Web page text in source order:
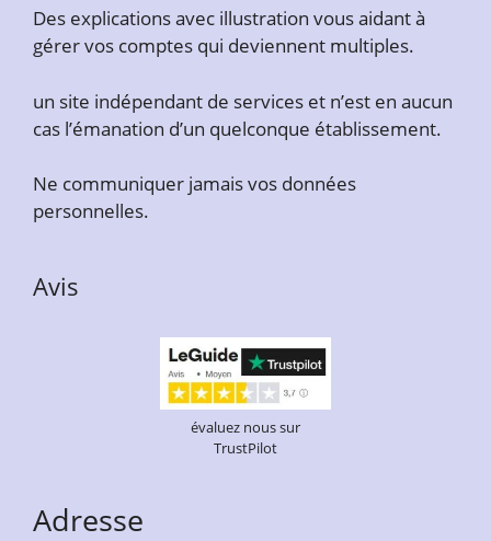
Des explications avec illustration vous aidant à
gérer vos comptes qui deviennent multiples.
un site indépendant de services et n’est en aucun
cas l’émanation d’un quelconque établissement.
Ne communiquer jamais vos données
personnelles.
Avis
évaluez nous sur
TrustPilot
Adresse